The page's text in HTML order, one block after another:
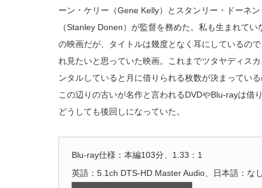
ーン・ケリー（Gene Kelly）とスタンリー・ドーネン
（Stanley Donen）が監督を務めた。私も生まれてい
の映画だが、タイトルは幾度となく耳にしているの
れ見たいと思っていた映画。これまでツタヤディス
ンタルしていると月に借りられる枚数が決まっている
この辺りの古いが名作と言われるDVDやBlu-rayは借
どうしても後回しになっていた。
Blu-ray仕様：本編103分、1.33：1
英語：5.1ch DTS-HD Master Audio、日本語：な